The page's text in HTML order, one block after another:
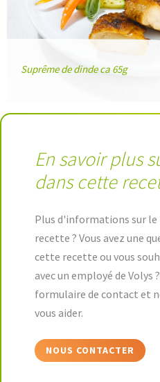
Suprême de dinde ca 65g
En savoir plus
dans cette
Plus d'informations sur
recette ? Vous avez une
cette recette ou vous
avec un employé de Volys
formulaire de contact et
vous aider.
NOUS CONTACTER